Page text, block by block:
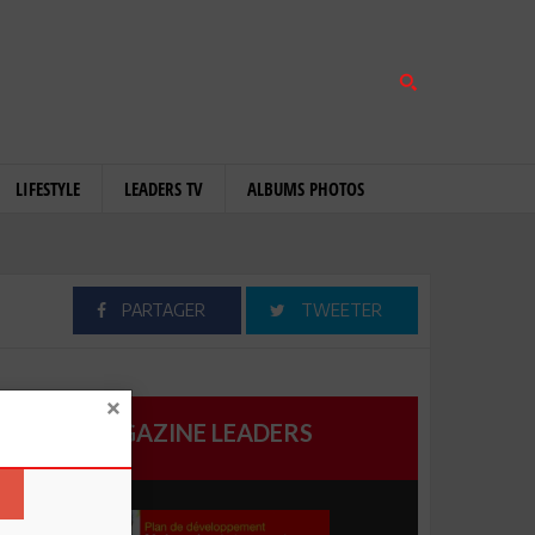
LIFESTYLE LEADERS TV ALBUMS PHOTOS
PARTAGER TWEETER
MAGAZINE LEADERS